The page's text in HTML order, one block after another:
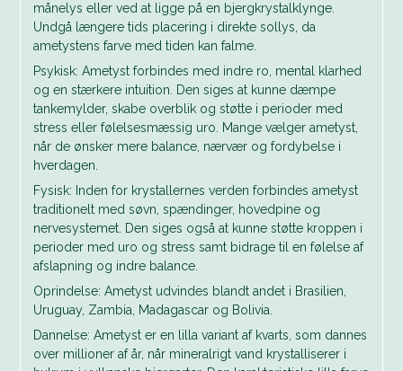
månelys eller ved at ligge på en bjergkrystalklynge.
Undgå længere tids placering i direkte sollys, da
ametystens farve med tiden kan falme.
Psykisk: Ametyst forbindes med indre ro, mental klarhed
og en stærkere intuition. Den siges at kunne dæmpe
tankemylder, skabe overblik og støtte i perioder med
stress eller følelsesmæssig uro. Mange vælger ametyst,
når de ønsker mere balance, nærvær og fordybelse i
hverdagen.
Fysisk: Inden for krystallernes verden forbindes ametyst
traditionelt med søvn, spændinger, hovedpine og
nervesystemet. Den siges også at kunne støtte kroppen i
perioder med uro og stress samt bidrage til en følelse af
afslapning og indre balance.
Oprindelse: Ametyst udvindes blandt andet i Brasilien,
Uruguay, Zambia, Madagascar og Bolivia.
Dannelse: Ametyst er en lilla variant af kvarts, som dannes
over millioner af år, når mineralrigt vand krystalliserer i